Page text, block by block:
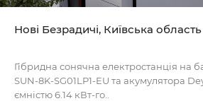
Нові Безрадичі, Київська область
Гібридна сонячна електростанція на
SUN-8K-SG01LP1-EU та акумулятора
ємністю 6.14 кВт-го..